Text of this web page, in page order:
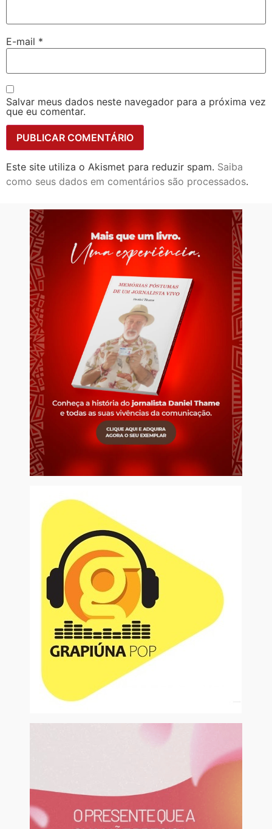
E-mail *
Salvar meus dados neste navegador para a próxima vez
que eu comentar.
Este site utiliza o Akismet para reduzir spam. Saiba
como seus dados em comentários são processados.